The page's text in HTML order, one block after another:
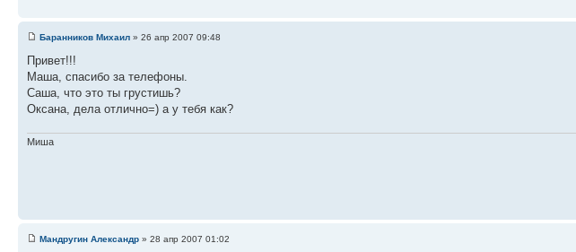
Баранников Михаил » 26 апр 2007 09:48
Привет!!!
Маша, спасибо за телефоны.
Саша, что это ты грустишь?
Оксана, дела отлично=) а у тебя как?
Миша
Мандругин Александр » 28 апр 2007 01:02